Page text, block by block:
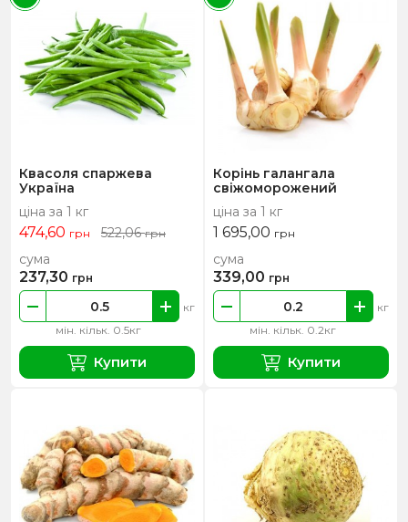
Квасоля спаржева
Україна
ціна за 1 кг
474,60 грн 522,06грн
мін. кільк. 0.5кг
кг
сума
237,30 грн
Купити
Корінь галангала
свіжоморожений
ціна за 1 кг
1 695,00 грн
мін. кільк. 0.2кг
кг
сума
339,00 грн
Купити